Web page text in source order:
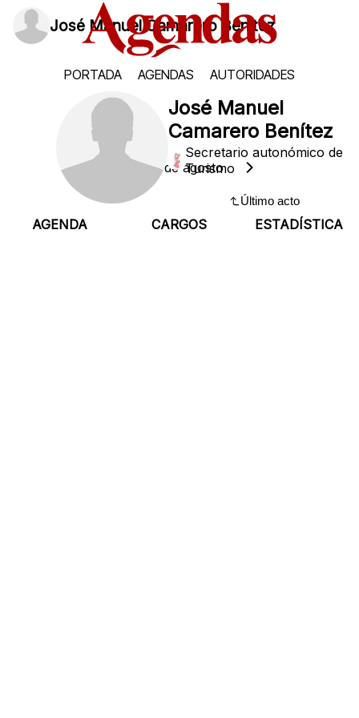
José Manuel Camarero Benítez
PORTADA AGENDAS AUTORIDADES
José Manuel
Camarero Benítez
Secretario autonómico de
Turismo
AGENDA CARGOS ESTADÍSTICA
Sábado, 8 de agosto
Último acto